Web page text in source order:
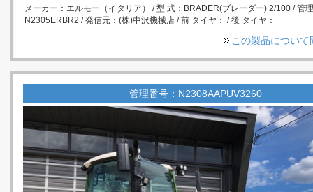
メーカー：エルモー（イタリア） / 型 式：BRADER(ブレーダー) 2/100 / 管
N2305ERBR2 / 発信元：(株)中沢機械店 / 前 タイヤ： / 後 タイヤ：
この製品につい
管理番号：N2308AAPUV3260